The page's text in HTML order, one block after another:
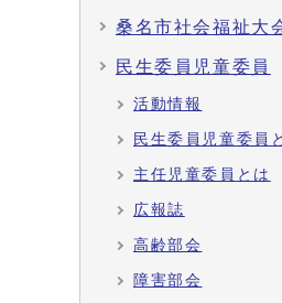
桑名市社会福祉大
民生委員児童委員
活動情報
民生委員児童委員
主任児童委員とは
広報誌
高齢部会
障害部会